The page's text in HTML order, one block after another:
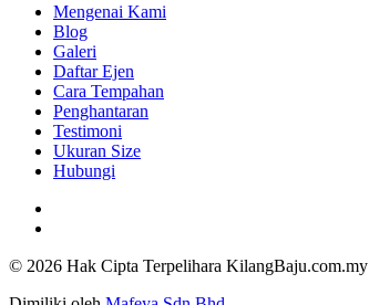
Mengenai Kami
Blog
Galeri
Daftar Ejen
Cara Tempahan
Penghantaran
Testimoni
Ukuran Size
Hubungi
© 2026 Hak Cipta Terpelihara KilangBaju.com.my